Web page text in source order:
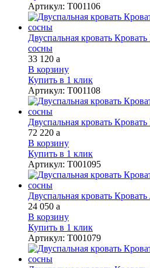
Артикул: Т001106
Двуспальная кровать
сосны
33 120 a
В корзину
Купить в 1 клик
Артикул: Т001108
Двуспальная кровать
72 220 a
В корзину
Купить в 1 клик
Артикул: Т001095
Двуспальная кровать
24 050 a
В корзину
Купить в 1 клик
Артикул: Т001079